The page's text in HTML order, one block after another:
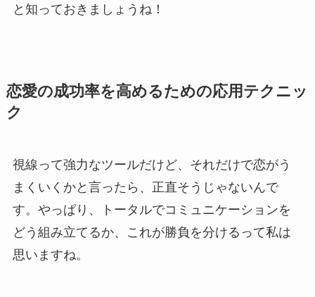
と知っておきましょうね！
恋愛の成功率を高めるための応用テクニッ
ク
視線って強力なツールだけど、それだけで恋がう
まくいくかと言ったら、正直そうじゃないんで
す。やっぱり、トータルでコミュニケーションを
どう組み立てるか、これが勝負を分けるって私は
思いますね。